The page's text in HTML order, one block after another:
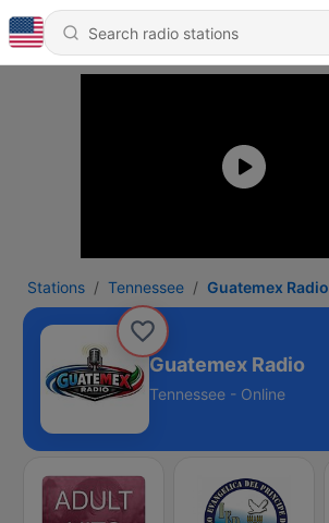
Stations Tennessee Guatemex Radio
Guatemex Radio
Tennessee - Online